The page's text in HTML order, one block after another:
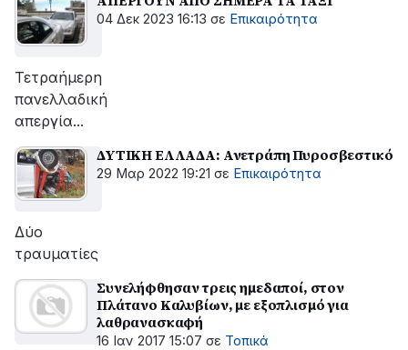
04 Δεκ 2023 16:13 σε Επικαιρότητα
Τετραήμερη
πανελλαδική
απεργία...
ΔΥΤΙΚΗ ΕΛΛΑΔΑ: Ανετράπη Πυροσβεστικό
29 Μαρ 2022 19:21 σε Επικαιρότητα
Δύο
τραυματίες
Συνελήφθησαν τρεις ημεδαποί, στον
Πλάτανο Καλυβίων, με εξοπλισμό για
λαθρανασκαφή
16 Ιαν 2017 15:07 σε Τοπικά